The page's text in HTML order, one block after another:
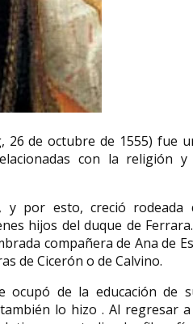
26 de octubre de 1555) fue
con la religión y
y por esto, creció rodeada
hijos del duque de
compañera de Ana de
de Cicerón o de Calvino.
ocupó de la educación de
lo hizo . Al regresar
Catricura
8 de
Victoria Prego
María Victoria Prego
Tolívar​ (Madrid, 11